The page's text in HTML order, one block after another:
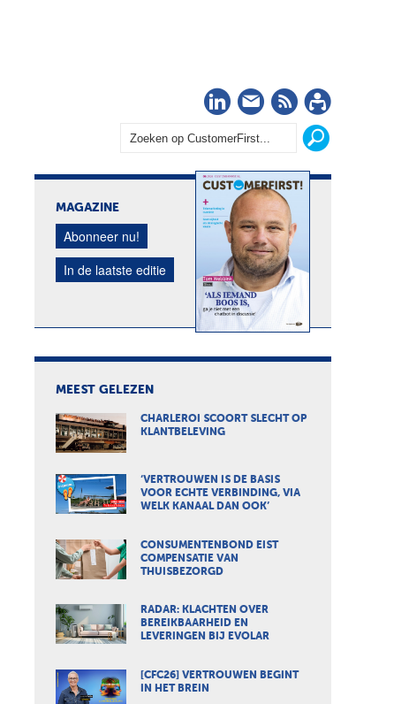
LinkedIn
Nieuwsbrief
RSS
MAGAZINE
Abonneer nu!
In de laatste editie
MEEST GELEZEN
CHARLEROI SCOORT SLECHT OP
KLANTBELEVING
‘VERTROUWEN IS DE BASIS
VOOR ECHTE VERBINDING, VIA
WELK KANAAL DAN OOK’
CONSUMENTENBOND EIST
COMPENSATIE VAN
THUISBEZORGD
RADAR: KLACHTEN OVER
BEREIKBAARHEID EN
LEVERINGEN BIJ EVOLAR
[CFC26] VERTROUWEN BEGINT
IN HET BREIN